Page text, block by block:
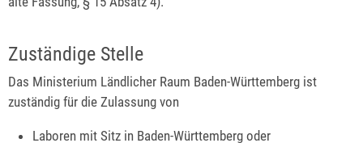
Zuständige Stelle
Das Ministerium Ländlicher Raum Baden-Württemberg ist
zuständig für die Zulassung von
Laboren mit Sitz in Baden-Württemberg oder